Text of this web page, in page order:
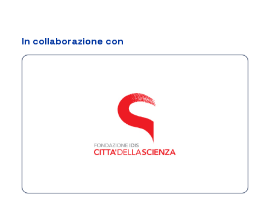
In collaborazione con